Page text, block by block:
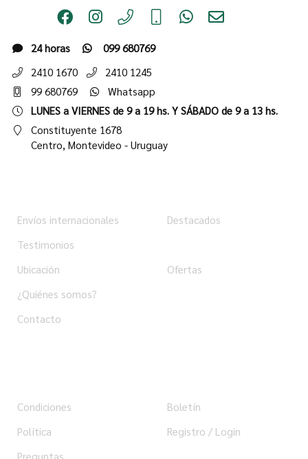
24 horas
099 680769
2410 1670
2410 1245
99 680769
Whatsapp
LUNES a VIERNES de 9 a 19 hs. Y SÁBADO de 9 a 13 hs.
Constituyente 1678
Centro, Montevideo - Uruguay
Envíos internacionales
Testimonios
Ubicación
¿Quiénes somos?
Contacto
Destacados
Ofertas
Condiciones
Política
Preguntas
Boletín
Registro / Login